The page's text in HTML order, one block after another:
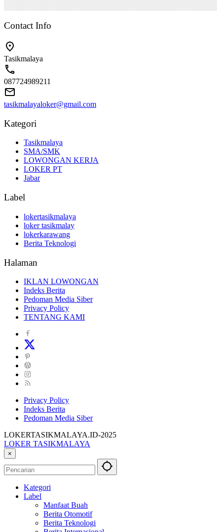
Contact Info
Tasikmalaya
087724989211
tasikmalayaloker@gmail.com
Kategori
Tasikmalaya
SMA/SMK
LOWONGAN KERJA
LOKER PT
Jabar
Label
lokertasikmalaya
loker tasikmalay
lokerkarawang
Berita Teknologi
Halaman
IKLAN LOWONGAN
Indeks Berita
Pedoman Media Siber
Privacy Policy
TENTANG KAMI
Privacy Policy
Indeks Berita
Pedoman Media Siber
LOKERTASIKMALAYA.ID-2025
LOKER TASIKMALAYA
Info
Lowongan
Kerja
Sekitarna
×
Kategori
Label
Manfaat Buah
Berita Otomotif
Berita Teknologi